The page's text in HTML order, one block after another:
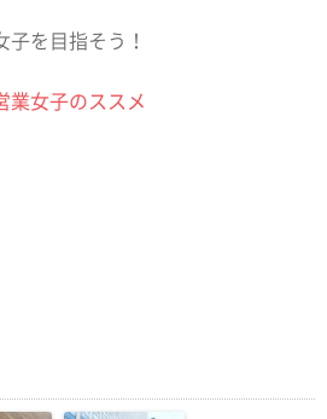
を目指そう！
業女子のススメ